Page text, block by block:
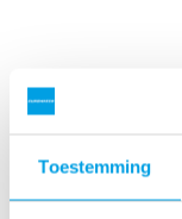
Toestemming
Vacuümontgasser